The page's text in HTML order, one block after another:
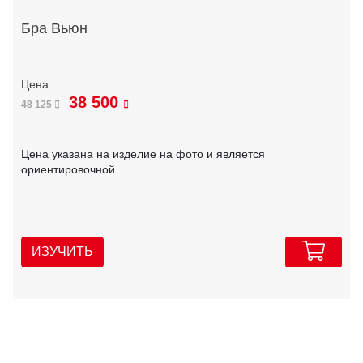
Бра Вьюн
48 125 38 500
Цена указана на изделие на фото и является
ориентировочной.
ИЗУЧИТЬ